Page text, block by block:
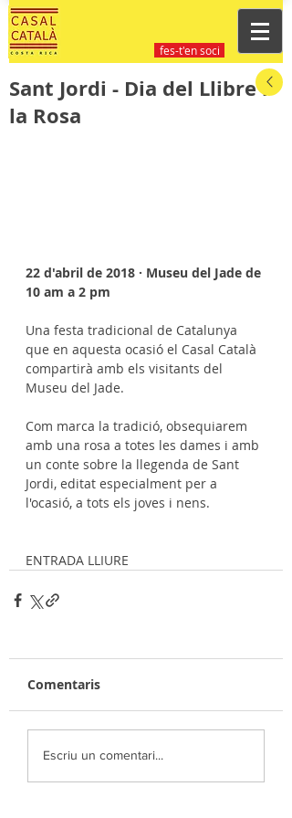
fes-t'en soci
Sant Jordi - Dia del Llibre i
la Rosa
22 d'abril de 2018 · Museu del Jade de
10 am a 2 pm
Una festa tradicional de Catalunya
que en aquesta ocasió el Casal Català
compartirà amb els visitants del
Museu del Jade.
Com marca la tradició, obsequiarem
amb una rosa a totes les dames i amb
un conte sobre la llegenda de Sant
Jordi, editat especialment per a
l'ocasió, a tots els joves i nens.
ENTRADA LLIURE
Comentaris
Escriu un comentari...